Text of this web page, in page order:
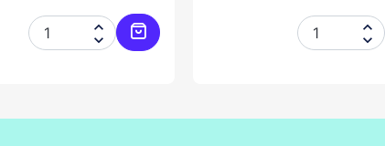


Ajouter au panier

